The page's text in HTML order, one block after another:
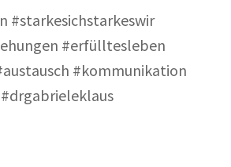
#starkesichstarkeswir
#erfülltesleben
#kommunikation